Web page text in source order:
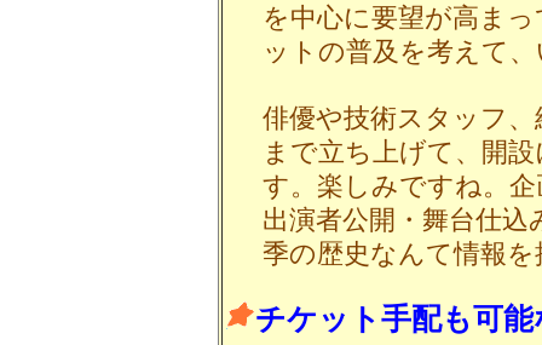
を中心に要望が高ま
ットの普及を考えて
俳優や技術スタッフ
まで立ち上げて、開
す。楽しみですね。
出演者公開・舞台仕
季の歴史なんて情報
チケット手配も可